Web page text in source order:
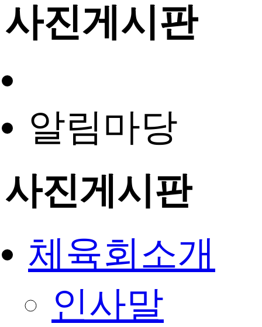
사진게시판
알림마당
사진게시판
체육회소개
인사말